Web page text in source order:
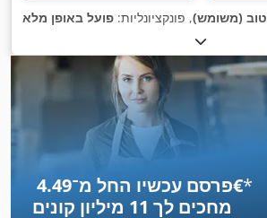
טוב (משומש), פונקציונליות: פועל באופן מלא
פרסם עכשיו החל מ־‏4.49 ‏€*
מחכים לך 11 מיליון קונים